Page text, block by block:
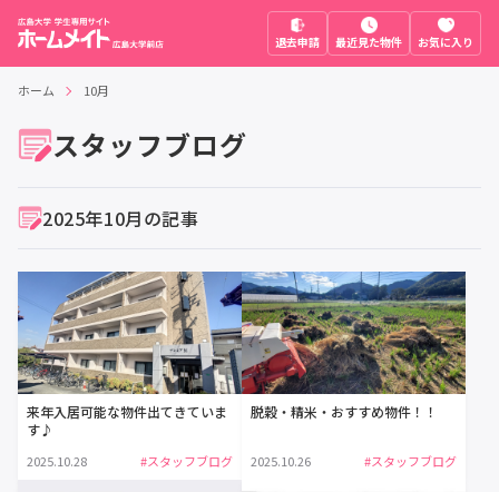
退去申請 最近見た物件 お気に入り
ホーム 10月
スタッフブログ
2025年10月の記事
来年入居可能な物件出てきていま
す♪
2025.10.28 #スタッフブログ
脱穀・精米・おすすめ物件！！
2025.10.26 #スタッフブログ